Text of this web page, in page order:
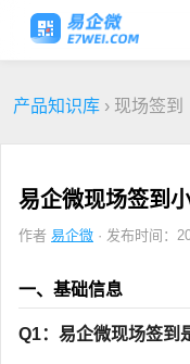
产品知识库 › 现场签到
易企微现场签到
作者 易企微 · 发布时间：
一、基础信息
Q1：易企微现场签到